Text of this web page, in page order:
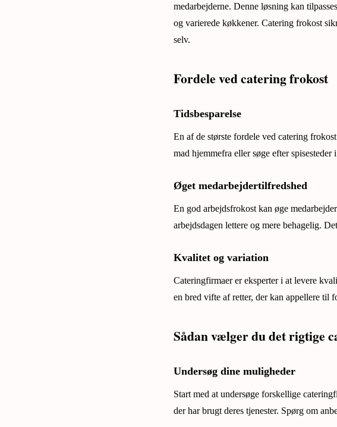
medarbejderne. Denne løsning kan
og varierede køkkener. Catering frokost
selv.
Fordele ved catering frokost
Tidsbesparelse
En af de største fordele ved catering
mad hjemmefra eller søge efter
Øget medarbejdertilfredshed
En god arbejdsfrokost kan øge
arbejdsdagen lettere og mere behagelig.
Kvalitet og variation
Cateringfirmaer er eksperter i at levere
en bred vifte af retter, der kan appellere til
Sådan vælger du det rigtige
Undersøg dine muligheder
Start med at undersøge forskellige
der har brugt deres tjenester. Spørg om